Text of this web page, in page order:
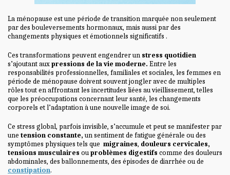
La ménopause est une période de transition marquée non seulement
par des bouleversements hormonaux, mais aussi par des
changements physiques et émotionnels significatifs .
Ces transformations peuvent engendrer un stress quotidien
s’ajoutant auxpressions de la vie moderne. Entre les
responsabilités professionnelles, familiales et sociales, les femmes en
période de ménopause doivent souvent jongler avec de multiples
rôles tout en affrontant les incertitudes liées au vieillissement, telles
que les préoccupations concernant leur santé, les changements
corporels et l’adaptation à une nouvelle image de soi.
Ce stress global, parfois invisible, s’accumule et peut se manifester par
une tension constante, un sentiment de fatigue générale ou des
symptômes physiques tels que migraines, douleurs cervicales,
tensions musculaires ouproblèmes digestifs comme des douleurs
abdominales, des ballonnements, des épisodes de diarrhée ou de
constipation.